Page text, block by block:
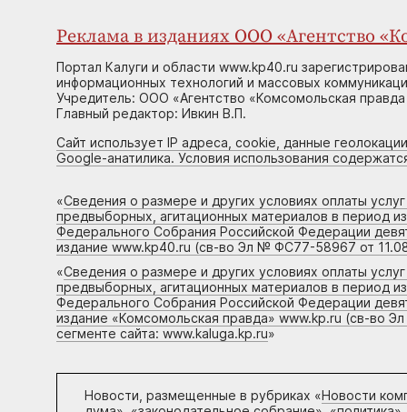
Реклама в изданиях ООО «Агентство
Портал Калуги и области www.kp40.ru
информационных технологий и массовых
Учредитель: ООО «Агентство «Комсомольская правда
Главный редактор: Ивкин В.П.
Сайт использует IP адреса, cookie, данные
Google-анатилика. Условия использования
«Сведения о размере и других условиях оплаты
предвыборных, агитационных материалов в период
Федерального Собрания Российской Федерации
издание www.kp40.ru (св-во Эл № ФС77-58967 от
«Сведения о размере и других условиях оплаты
предвыборных, агитационных материалов в период
Федерального Собрания Российской Федерации
издание «Комсомольская правда» www.kp.ru (св-во
сегменте сайта: www.kaluga.kp.ru»
Новости, размещенные в рубриках «Новости